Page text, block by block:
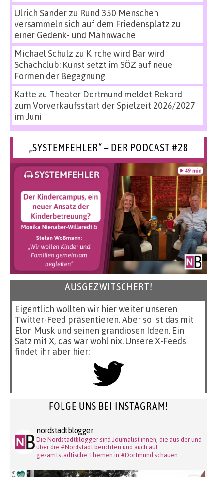
Ulrich Sanderzu Rund 350 Menschen
versammeln sich auf dem Friedensplatz zu
einer Gedenk- und Mahnwache
Michael Schulz zu Kirche wird Bar wird
Schachclub: Kunst setzt im SÖZ auf neue
Formen der Begegnung
Katte zu Theater Dortmund meldet Rekord
zum Vorverkaufsstart der Spielzeit 2026/2027
im Juni
„SYSTEMFEHLER“ – DER PODCAST #28
AUSGEZWITSCHERT!
Eigentlich wollten wir hier weiter unseren
Twitter-Feed präsentieren. Aber so ist das mit
Elon Musk und seinen grandiosen Ideen. Ein
Satz mit X, das war wohl nix. Unsere X-Feeds
findet ihr aber hier:
FOLGE UNS BEI INSTAGRAM!
nordstadtblogger
Die Nordstadtblogger sind Journalist:innen, die aus der und
über die #Nordstadt berichten und auch auf
gesamtstädtische Themen in #Dortmund schauen